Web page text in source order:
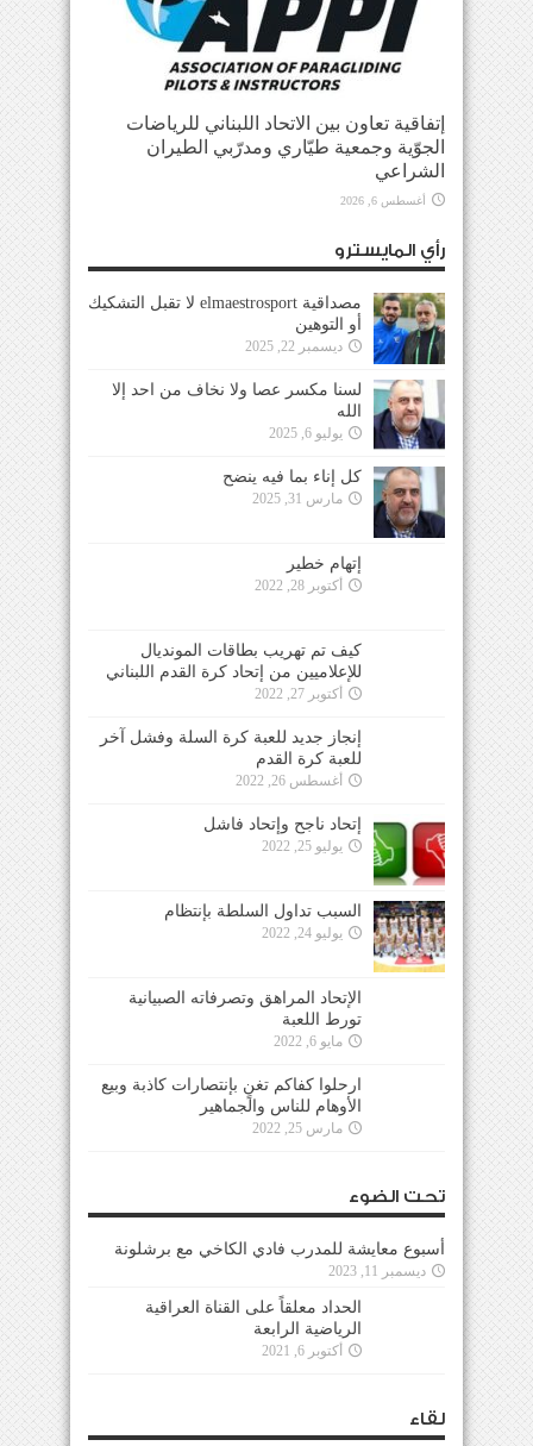
إتفاقية تعاون بين الاتحاد اللبناني للرياضات
الجوّية وجمعية طيّاري ومدرّبي الطيران
الشراعي
أغسطس 6, 2026
رأي المايسترو
مصداقية elmaestrosport لا تقبل التشكيك
أو التوهين
ديسمبر 22, 2025
لسنا مكسر عصا ولا نخاف من احد إلا
الله
يوليو 6, 2025
كل إناء بما فيه ينضح
مارس 31, 2025
إتهام خطير
أكتوبر 28, 2022
كيف تم تهريب بطاقات المونديال
للإعلاميين من إتحاد كرة القدم اللبناني
أكتوبر 27, 2022
إنجاز جديد للعبة كرة السلة وفشل آخر
للعبة كرة القدم
أغسطس 26, 2022
إتحاد ناجح وإتحاد فاشل
يوليو 25, 2022
السبب تداول السلطة بإنتظام
يوليو 24, 2022
الإتحاد المراهق وتصرفاته الصبيانية
تورط اللعبة
مايو 6, 2022
ارحلوا كفاكم تغنٍ بإنتصارات كاذبة وبيع
الأوهام للناس والجماهير
مارس 25, 2022
تحت الضوء
أسبوع معايشة للمدرب فادي الكاخي مع برشلونة
ديسمبر 11, 2023
الحداد معلقاً على القناة العراقية
الرياضية الرابعة
أكتوبر 6, 2021
لقاء